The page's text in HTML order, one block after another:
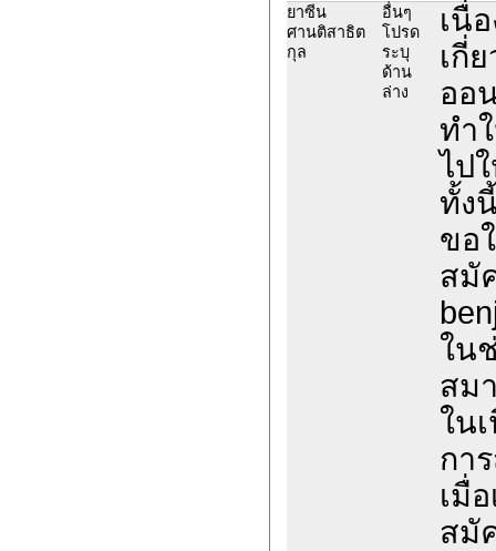
ยาซีน
ศานติสาธิต
กุล
อื่นๆ
โปรด
ระบุ
ด้าน
ล่าง
เนื่
เกี่
ออ
ทำ
ไป
ทั้ง
ขอ
สมั
ใน
สม
ใน
กา
เมื่
สมั